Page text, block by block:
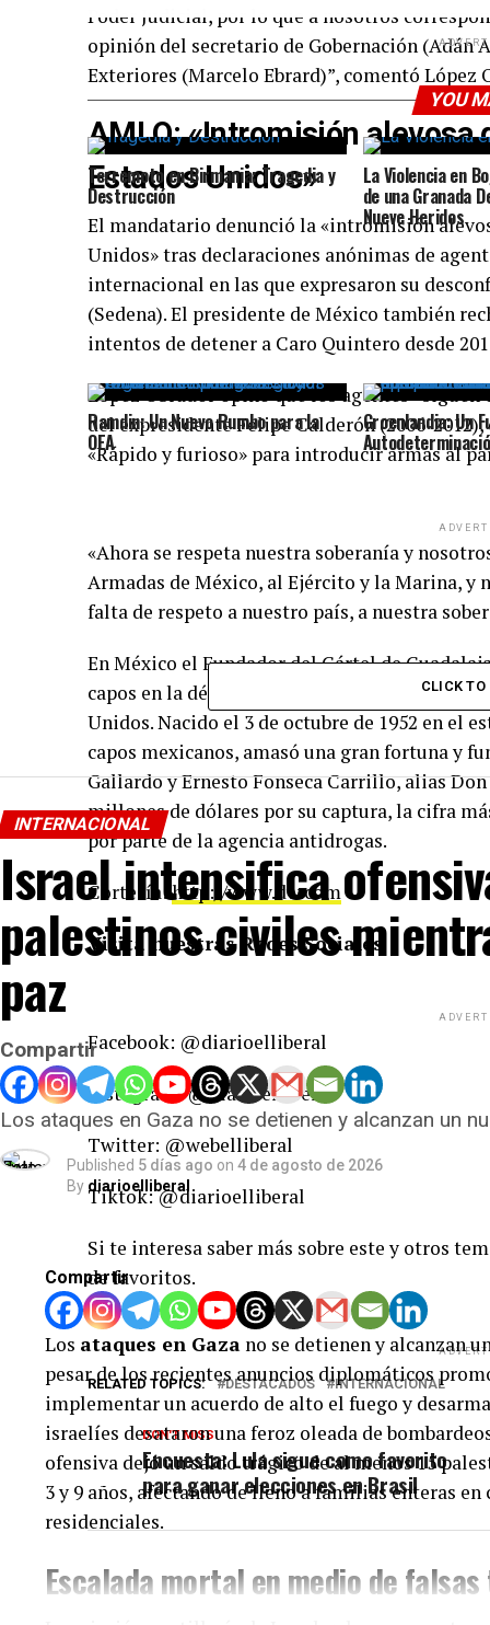
Poder Judicial, por lo que a nosotros
opinión del secretario de Gobernación (Adán
Exteriores (Marcelo Ebrard)”, comentó López
AMLO: «Intromisión alevosa
Estados Unidos»
El mandatario denunció la «intromisión
Unidos» tras declaraciones anónimas de
internacional en las que expresaron su
(Sedena). El presidente de México también
intentos de detener a Caro Quintero desde
López Obrador opinó que los agentes
del expresidente Felipe Calderón (2006-
«Rápido y furioso» para introducir armas al
«Ahora se respeta nuestra soberanía y
Armadas de México, al Ejército y la Marina, y
falta de respeto a nuestro país, a nuestra
En México el Fundador del Cártel de
capos en la década de 1980 y de los primeros
Unidos. Nacido el 3 de octubre de 1952 en el
capos mexicanos, amasó una gran fortuna y
Gallardo y Ernesto Fonseca Carrillo, alias
millones de dólares por su captura, la cifra
por parte de la agencia antidrogas.
Cortesía: http://www.dw.com
Visita nuestras Redes Sociales
Facebook: @diarioelliberal
Instagram: @diarioelliberal
Twitter: @webelliberal
Tiktok: @diarioelliberal
Si te interesa saber más sobre este y otros
de favoritos.
RELATED TOPICS: DESTACADOS INTERNACIONAL
DON'T MISS
Encuesta: Lula sigue como favorito
para ganar elecciones en Brasil
YOU
Terremoto en Birmania: Tragedia y
Destrucción
La Violencia en
de una Granada
Nueve Heridos
Ramdin: Un Nuevo Rumbo para la
OEA
Groenlandia: Un
CLICK
INTERNACIONAL
Israel intensifica
palestinos civiles
paz
Compartir
Los ataques en Gaza no se detienen y alcanzan un
Published 5 días ago on 4 de agosto de 2026
By diarioelliberal
Compartir
Los ataques en Gaza no se detienen y alcanzan
pesar de los recientes anuncios diplomáticos
implementar un acuerdo de alto el fuego y
israelíes desataron una feroz oleada de
ofensiva dejó un saldo trágico de al menos 15
3 y 9 años, afectando de lleno a familias enteras
residenciales.
Escalada mortal en medio de